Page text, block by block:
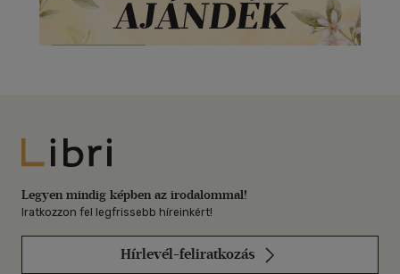
Libri
Legyen mindig képben az irodalommal!
Iratkozzon fel legfrissebb híreinkért!
Hírlevél-feliratkozás